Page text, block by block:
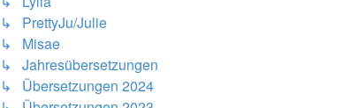
↳ PrettyJu/Julie
↳ Misae
↳ Jahresübersetzungen
↳ Übersetzungen 2024